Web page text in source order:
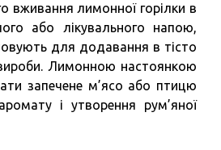
вживання лимонної горілки в
або лікувального напою,
для додавання в тісто
Лимонною настоянкою
запечене м’ясо або птицю
і утворення рум’яної